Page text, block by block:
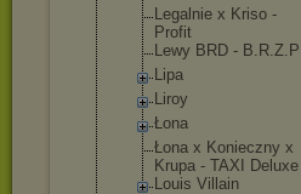
Legalnie x Kriso -
Profit
Lewy BRD - B.R.Z.P
Lipa
Liroy
Łona
Łona x Konieczny x
Krupa - TAXI Deluxe
Louis Villain